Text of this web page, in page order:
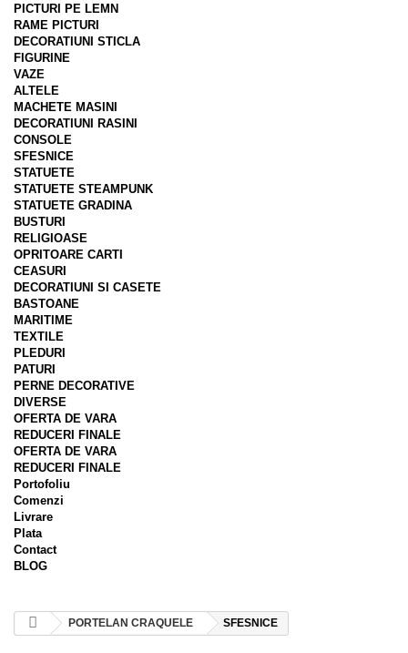
PICTURI PE LEMN
RAME PICTURI
DECORATIUNI STICLA
FIGURINE
VAZE
ALTELE
MACHETE MASINI
DECORATIUNI RASINI
CONSOLE
SFESNICE
STATUETE
STATUETE STEAMPUNK
STATUETE GRADINA
BUSTURI
RELIGIOASE
OPRITOARE CARTI
CEASURI
DECORATIUNI SI CASETE
BASTOANE
MARITIME
TEXTILE
PLEDURI
PATURI
PERNE DECORATIVE
DIVERSE
OFERTA DE VARA
REDUCERI FINALE
OFERTA DE VARA
REDUCERI FINALE
Portofoliu
Comenzi
Livrare
Plata
Contact
BLOG
PORTELAN CRAQUELE SFESNICE